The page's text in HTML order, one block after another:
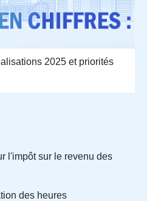
2025 et priorités
l'impôt sur le revenu des
des heures